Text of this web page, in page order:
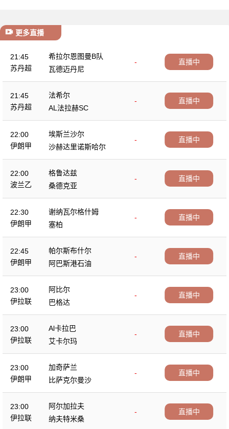
更多直播
21:45
苏丹超
希拉尔恩图曼B队
-
瓦德迈丹尼
直播中
21:45
苏丹超
法希尔
-
AL法拉赫SC
直播中
22:00
伊朗甲
埃斯兰沙尔
-
沙赫达里诺斯哈尔
直播中
22:00
波兰乙
格鲁达兹
-
桑德克亚
直播中
22:30
伊朗甲
谢纳瓦尔格什姆
-
塞柏
直播中
22:45
伊朗甲
帕尔斯布什尔
-
阿巴斯港石油
直播中
23:00
伊拉联
阿比尔
-
巴格达
直播中
23:00
伊拉联
Al卡拉巴
-
艾卡尔玛
直播中
23:00
伊朗甲
加奇萨兰
-
比萨克尔曼沙
直播中
23:00
伊拉联
阿尔加拉夫
-
纳夫特米桑
直播中